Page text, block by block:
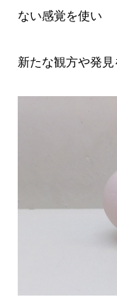
ない感覚を使い
新たな観方や発見